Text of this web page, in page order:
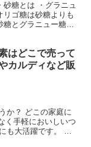
糖とは ・グラニュ
ゴ糖は砂糖よりも
糖とグラニュー糖
はどこで売って
カルディなど販
か？ どこの家庭に
く手軽においしいつ
も大活躍です。 か